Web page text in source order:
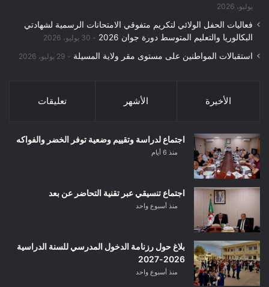
يوليو، 2026
فعاليات الحفل الولائي لتكريم متفوقي الامتحانات الرسمية لشهادتي
البكالوريا والتعليم المتوسط دورة جوان 2026
30 يوليو، 2026
استقبالات المواطنين على مستوى مقر ولاية المسيلة 29 يوليو، 2026
الأخيرة الأشهر تعليقات
اجتماع لدراسة وتقييم وضعية توفر الخضر والفواكه
منذ 6 أيام
اجتماع تنسيقي عبر تقنية التحاضر عن بعد
منذ أسبوع واحد
بلاغ حول رزنامة الدخول المدرسي للسنة الدراسية
2026-2027
منذ أسبوع واحد